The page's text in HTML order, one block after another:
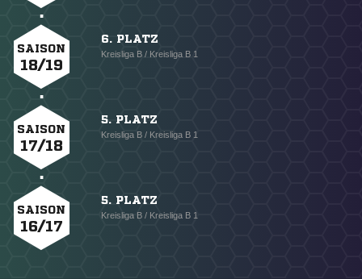
SAISON
18/19
6. PLATZ
Kreisliga B / Kreisliga B 1
SAISON
17/18
5. PLATZ
Kreisliga B / Kreisliga B 1
SAISON
16/17
5. PLATZ
Kreisliga B / Kreisliga B 1